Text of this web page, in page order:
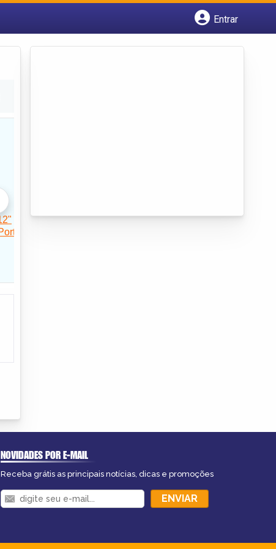
Entrar
NOVIDADES POR E-MAIL
Receba grátis as principais notícias, dicas e promoções